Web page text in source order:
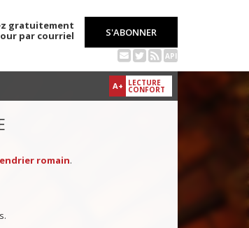
gratuitement
par courriel
S'ABONNER
API
A+ LECTURE
CONFORT
romain.